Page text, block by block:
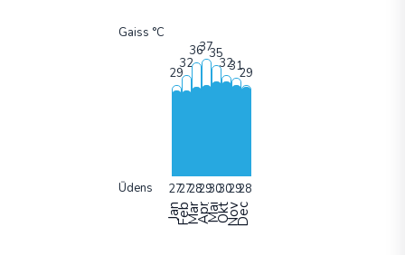
Gaiss °C
Ūdens
Jan
FebMarAprMaiOktNovDec